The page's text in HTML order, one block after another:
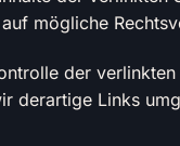
mögliche
der
derartige Links